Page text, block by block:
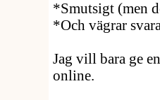
*Smutsigt (men
*Och vägrar
Jag vill bara ge
online.